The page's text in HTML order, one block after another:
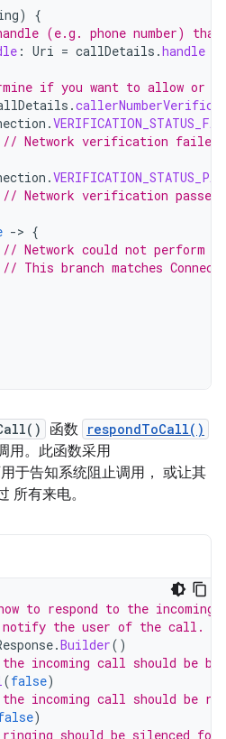
)
{
(e.g. phone number)
: Uri = callDetails .handle
if you want to allow or
.
.
// Network verification
.
// Network verification
-> {
// Network could not perform
// This branch matches
函数 respondToCall()
用。此函数采用
于告知系统阻止调用， 或让其
所有来电。
to respond to the incoming
the user of the call.
.Builder()
incoming call should be
(false)
incoming call should be
)
should be silenced